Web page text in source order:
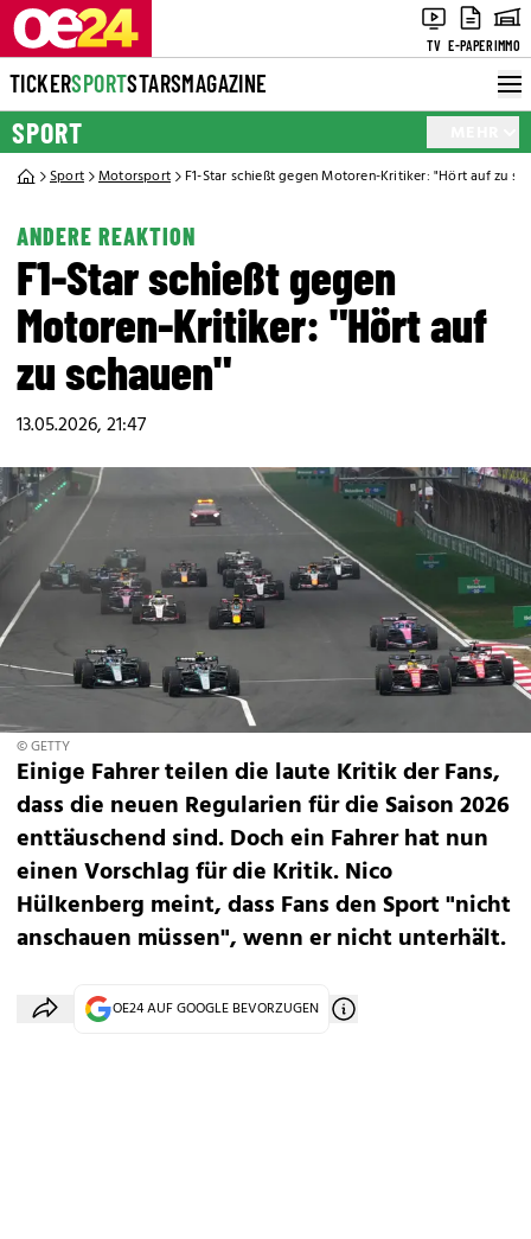
TV E-PAPERIMMO
TICKERSPORTSTARSMAGAZINE
SPORT
Sport Motorsport F1-Star schießt gegen Motoren-Kritiker: "Hört auf zu
ANDERE REAKTION
F1-Star schießt gegen
Motoren-Kritiker: "Hört auf
zu schauen"
13.05.2026, 21:47
© GETTY
Einige Fahrer teilen die laute Kritik der Fans,
dass die neuen Regularien für die Saison 2026
enttäuschend sind. Doch ein Fahrer hat nun
einen Vorschlag für die Kritik. Nico
Hülkenberg meint, dass Fans den Sport "nicht
anschauen müssen", wenn er nicht unterhält.
OE24 AUF GOOGLE BEVORZUGEN